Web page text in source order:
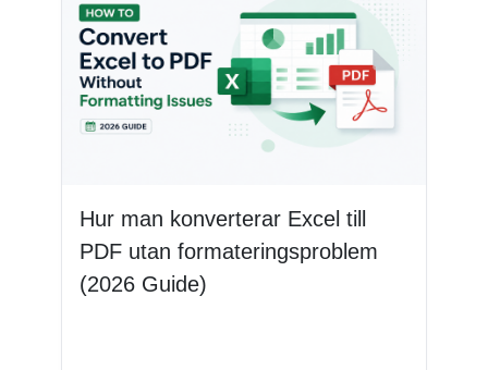
Hur man konverterar Excel till
PDF utan formateringsproblem
(2026 Guide)